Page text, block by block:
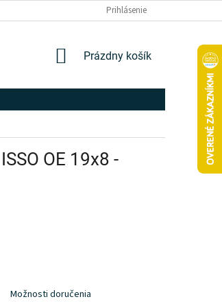
OCHRANY OSOBNÝCH ÚDAJOVPrihlásenie
NÁKUPNÝ
Prázdny košík
OE 19x8 -
Možnosti doručenia